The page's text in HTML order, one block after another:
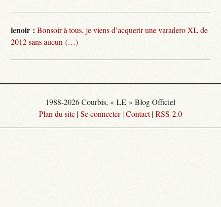
lenoir : Bonsoir à tous, je viens d’acquerir une varadero XL de
2012 sans aucun (…)
1988-2026 Courbis, « LE » Blog Officiel
Plan du site |Se connecter|Contact|RSS 2.0